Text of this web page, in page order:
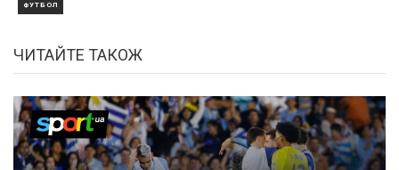
ФУТБОЛ
ЧИТАЙТЕ ТАКОЖ